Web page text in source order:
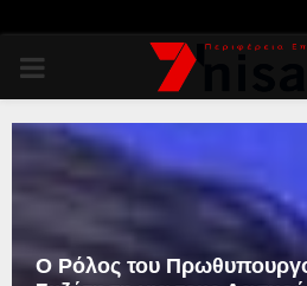
PRIMARY
MENU
Ο Ρόλος του